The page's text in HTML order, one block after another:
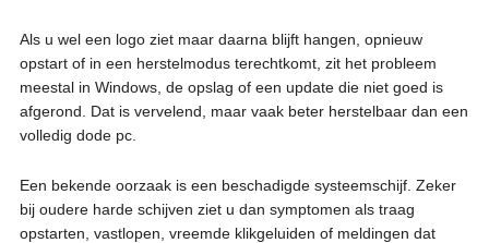
Als u wel een logo ziet maar daarna blijft hangen, opnieuw
opstart of in een herstelmodus terechtkomt, zit het probleem
meestal in Windows, de opslag of een update die niet goed is
afgerond. Dat is vervelend, maar vaak beter herstelbaar dan een
volledig dode pc.
Een bekende oorzaak is een beschadigde systeemschijf. Zeker
bij oudere harde schijven ziet u dan symptomen als traag
opstarten, vastlopen, vreemde klikgeluiden of meldingen dat